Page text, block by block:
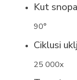
Kut snopa
90°
Ciklusi
25 000x